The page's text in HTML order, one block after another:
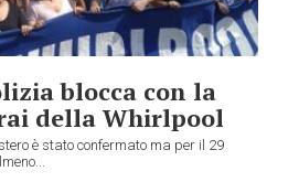
blocca con la
della Whirlpool
è stato confermato ma per il 29